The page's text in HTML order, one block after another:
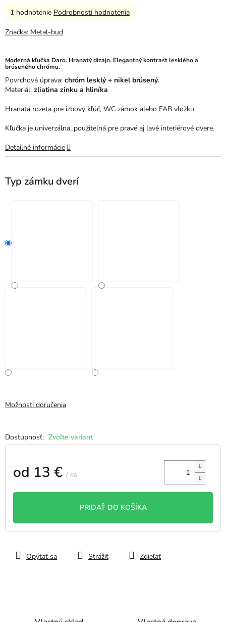
Zvoľte variant
Typ zámku dverí
Možnosti doručenia
od 13 € / ks
PRIDAŤ DO KOŠÍKA
Moderná kľučka Daro. Hranatý dizajn. Elegantný kontrast lesklého a
brúseného chrómu.
Povrchová úprava: chróm lesklý + nikel brúsený.
Materiál: zliatina zinku a hliníka
Hranatá rozeta pre izbový kľúč, WC zámok alebo FAB vložku.
Kľučka je univerzálna, použiteľná pre pravé aj ľavé interiérové dvere.
Detailné informácie
Opýtať sa Strážiť Zdieľať
Priemerné
produktu
z
5
hviezdičiek.
1 hodnotenie Podrobnosti hodnotenia
Značka: Metal-bud